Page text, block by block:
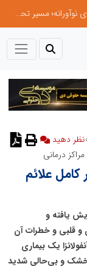
از کشف استعدادهای ناب تا پرورش آن‌ها با رویکردهای نوآورانه؛ مسیر تحول‌آفرین شنای ایران در سطح جهانی
نظر دهید
درمانی
کامل علائم
یافته و
و قلبی و خطرات آن
یک بیماری
خشک و بی‌حالی شدید